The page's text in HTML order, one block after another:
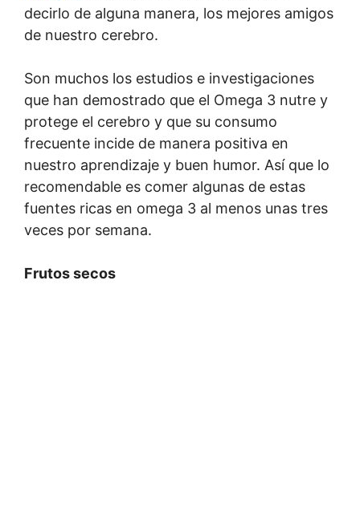
decirlo de alguna manera, los mejores amigos
de nuestro cerebro.
Son muchos los estudios e investigaciones
que han demostrado que el Omega 3 nutre y
protege el cerebro y que su consumo
frecuente incide de manera positiva en
nuestro aprendizaje y buen humor. Así que lo
recomendable es comer algunas de estas
fuentes ricas en omega 3 al menos unas tres
veces por semana.
Frutos secos